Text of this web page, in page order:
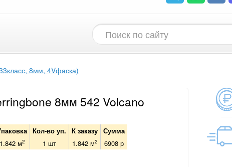
8мм, 4Vфаска)
8мм 542 Volcano
Кол-во уп. К заказу Сумма
1.842 м2 1 шт 1.842 м2 6908 р